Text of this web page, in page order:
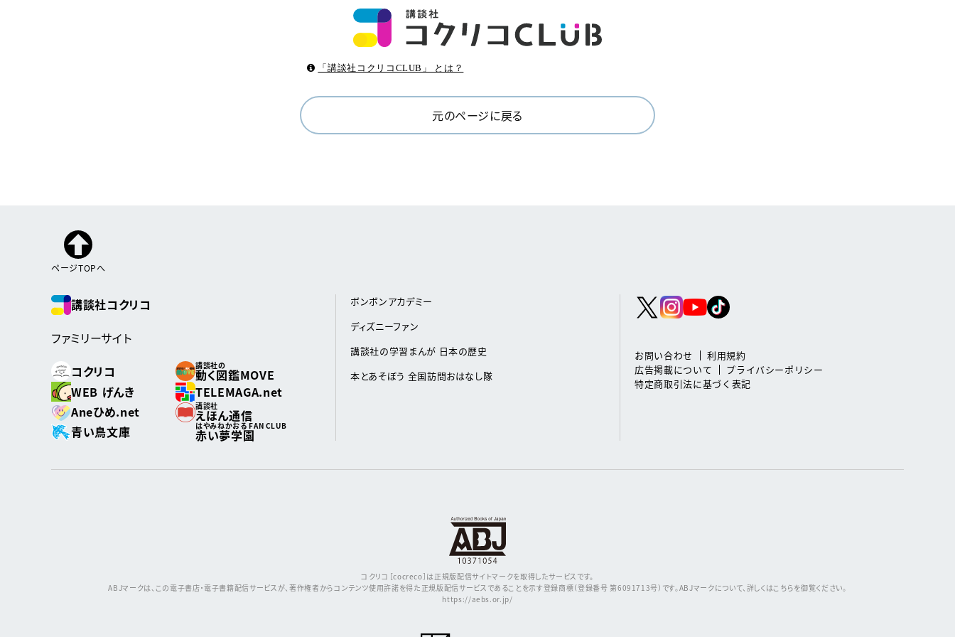
「講談社コクリコCLUB」 とは？
元のページに戻る
ページTOPへ
講談社コクリコ
ファミリーサイト
コクリコ
講談社の
動く図鑑MOVE
WEB げんき
TELEMAGA.net
Aneひめ.net
講談社
えほん通信
青い鳥文庫
はやみねかおる FAN CLUB
赤い夢学園
ボンボンアカデミー
ディズニーファン
講談社の学習まんが 日本の歴史
本とあそぼう 全国訪問おはなし隊
お問い合わせ
利用規約
広告掲載について
プライバシーポリシー
特定商取引法に基づく表記
コクリコ［cocreco］は正規版配信サイトマークを取得したサービスです。
ABJマークは、この電子書店・電子書籍配信サービスが、著作権者からコンテンツ使用許諾を得た正規版配信サービスであることを示す登録商標（登録番号 第6091713号）です。ABJマークについて、詳しくはこちらを御覧ください。
https://aebs.or.jp/